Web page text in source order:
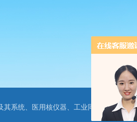
其系统、医用核仪器、工业同位素应用仪器